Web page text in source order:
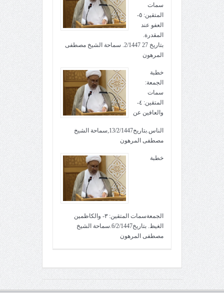
سمات
المتقين: ٥-
العفو عند
المقدرة.
بتاريخ 27 2/1447. سماحة الشيخ مصطفى
المرهون
خطبة
الجمعة:
سمات
المتقين: ٤-
والعافين عن
الناس.بتاريخ13/2/1447,سماحة الشيخ
مصطفى المرهون
خطبة
الجمعةسمات المتقين: ٣- والكاظمين
الغيظ. بتاريخ6/2/1447.سماحة الشيخ
مصطفى المرهون